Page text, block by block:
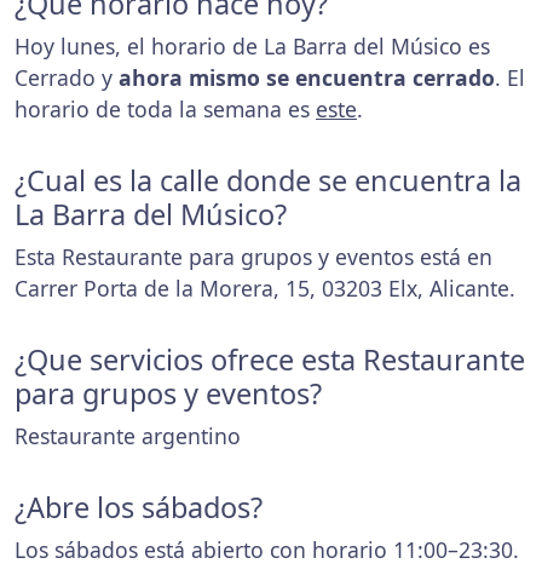
Hoy lunes, el horario de La Barra del Músico es
Cerrado y ahora mismo se encuentra cerrado. El
horario de toda la semana es este.
¿Cual es la calle donde se encuentra la
La Barra del Músico?
Esta Restaurante para grupos y eventos está en
Carrer Porta de la Morera, 15, 03203 Elx, Alicante.
¿Que servicios ofrece esta Restaurante
para grupos y eventos?
Restaurante argentino
¿Abre los sábados?
Los sábados está abierto con horario 11:00–23:30.